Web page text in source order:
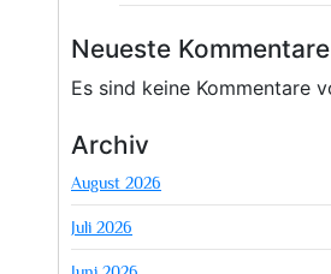
Neueste Kommentare
Es sind keine Kommentare
Archiv
August 2026
Juli 2026